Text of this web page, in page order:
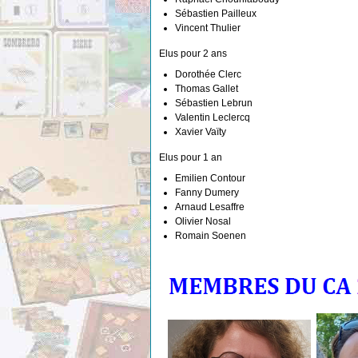
Sébastien Pailleux
Vincent Thulier
Elus pour 2 ans
Dorothée Clerc
Thomas Gallet
Sébastien Lebrun
Valentin Leclercq
Xavier Vaïty
Elus pour 1 an
Emilien Contour
Fanny Dumery
Arnaud Lesaffre
Olivier Nosal
Romain Soenen